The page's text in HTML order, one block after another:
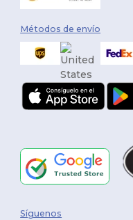
Métodos de envío
Síguenos